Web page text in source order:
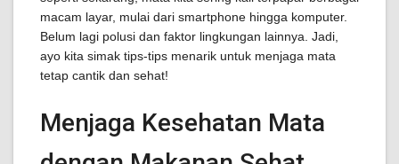
macam layar, mulai dari smartphone hingga komputer.
Belum lagi polusi dan faktor lingkungan lainnya. Jadi,
ayo kita simak tips-tips menarik untuk menjaga mata
tetap cantik dan sehat!
Menjaga Kesehatan Mata